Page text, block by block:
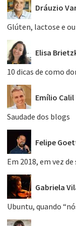
Dráuzio
Glúten, lactose e
Elisa
10 dicas de como
Emílio Calil
Saudade dos blogs
Felipe
Em 2018, em vez
Gabriela
Ubuntu, quando